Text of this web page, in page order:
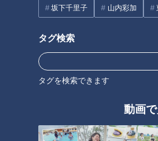
坂下千里子 山内彩加
タグ検索
タグを検索できます
動画
「道との遭遇」動画
ミキがミチに出会うバラエティ！全国
目線で深掘り、とことん楽しむ！CBC
11:56から放送。見逃し配信あり。
番組サイト
最新話の見逃し配